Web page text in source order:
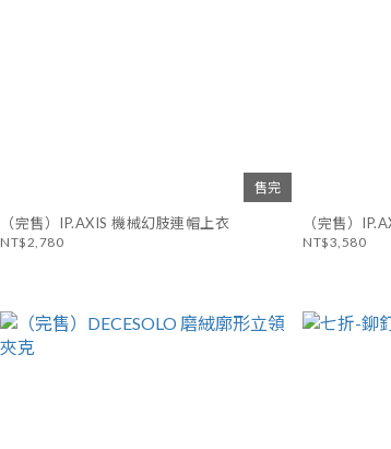
售完
（完售）IP.AXIS 機械幻肢連帽上衣
NT$2,780 NT$3,580